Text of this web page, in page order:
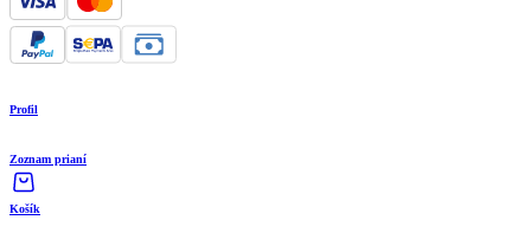
Profil
Zoznam prianí
Košík